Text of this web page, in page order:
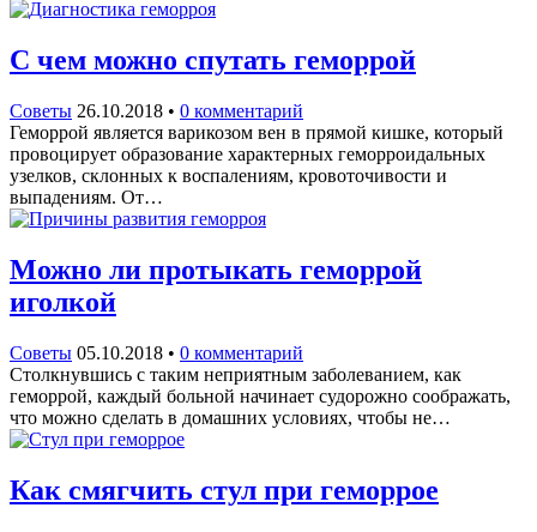
С чем можно спутать геморрой
Советы 26.10.2018 • 0 комментарий
Геморрой является варикозом вен в прямой кишке, который
провоцирует образование характерных геморроидальных
узелков, склонных к воспалениям, кровоточивости и
выпадениям. От…
Можно ли протыкать геморрой
иголкой
Советы 05.10.2018 • 0 комментарий
Столкнувшись с таким неприятным заболеванием, как
геморрой, каждый больной начинает судорожно соображать,
что можно сделать в домашних условиях, чтобы не…
Как смягчить стул при геморрое